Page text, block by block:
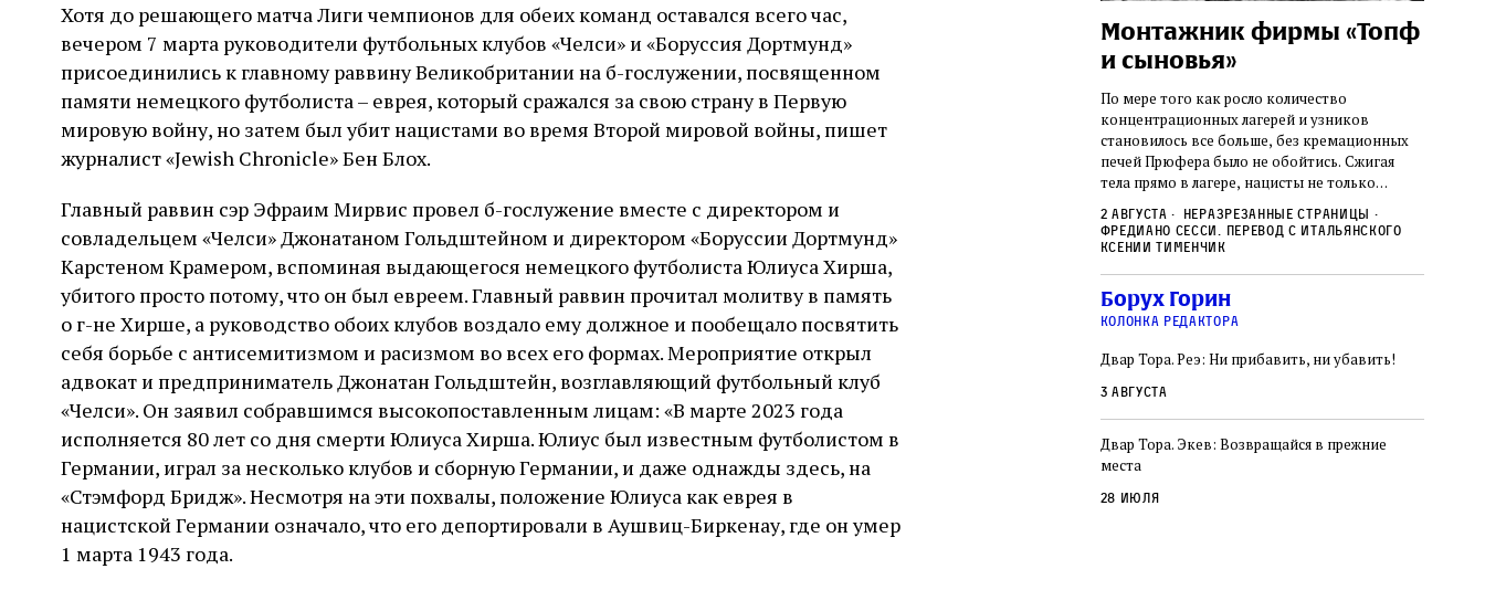
Хотя до решающего матча Лиги чемпионов для обеих команд оставался всего час,
вечером 7 марта руководители футбольных клубов «Челси» и «Боруссия Дортмунд»
присоединились к главному раввину Великобритании на б-гослужении, посвященном
памяти немецкого футболиста – еврея, который сражался за свою страну в Первую
мировую войну, но затем был убит нацистами во время Второй мировой войны, пишет
журналист «Jewish Chronicle» Бен Блох.
Главный раввин сэр Эфраим Мирвис провел б-гослужение вместе с директором и
совладельцем «Челси» Джонатаном Гольдштейном и директором «Боруссии Дортмунд»
Карстеном Крамером, вспоминая выдающегося немецкого футболиста Юлиуса Хирша,
убитого просто потому, что он был евреем. Главный раввин прочитал молитву в память
о г-не Хирше, а руководство обоих клубов воздало ему должное и пообещало посвятить
себя борьбе с антисемитизмом и расизмом во всех его формах. Мероприятие открыл
адвокат и предприниматель Джонатан Гольдштейн, возглавляющий футбольный клуб
«Челси». Он заявил собравшимся высокопоставленным лицам: «В марте 2023 года
исполняется 80 лет со дня смерти Юлиуса Хирша. Юлиус был известным футболистом в
Германии, играл за несколько клубов и сборную Германии, и даже однажды здесь, на
«Стэмфорд Бридж». Несмотря на эти похвалы, положение Юлиуса как еврея в
нацистской Германии означало, что его депортировали в Аушвиц-Биркенау, где он умер
1 марта 1943 года.
Может ли человек,
сведущий в естественных
науках, серьезно
относиться к каббале?
Повышенный интерес Дельмедиго к каббале,
между еврейской мистикой, неоплатонизмом
и атомизмом, следует воспринимать в
контексте его сомнений относительно
достоверности схоластической метафизики и
готовности искать и анализировать
альтернативные философские точки зрения
31 июля Библиотека, кабинет историка
Планета обезьян
Продвижение книги координированными
усилиями ведущих мировых СМИ тоже вряд
ли дело случая или следствие выдающихся
достоинств книги. Перед нами, видимо,
благородные социалистические корни в
Бунде, в противовес «сионистам
Хавин
Погромы 1929 года:
неделя, изменившая
судьбу еврейского ишува
Примерно за полторы недели до начала
стену. Он, несомненно, почувствовал
необычайное напряжение и сознательно
отказался приходить к Стене в Тиша бе‑Ав,
чтобы не собирать вокруг себя большое
количество хасидов и жителей города и тем
5 августа Проверено временем
Ицкович
Монтажник фирмы «Топф
и сыновья»
По мере того как росло количество
концентрационных лагерей и узников
становилось все больше, без кремационных
печей Прюфера было не обойтись. Cжигая
тела прямо в лагере, нацисты не только
смерти, но и скрывали от населения соседних
городов, сколько узников погибало каждый
2 августа
Неразрезанные страницы
Фредиано Сесси. Перевод с итальянского
Ксении Тименчик
Борух Горин
колонка редактора
Двар Тора. Реэ: Ни прибавить, ни убавить!
3 августа
Двар Тора. Экев: Возвращайся в прежние
места
28 июля